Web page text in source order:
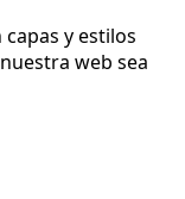
y estilos
web sea